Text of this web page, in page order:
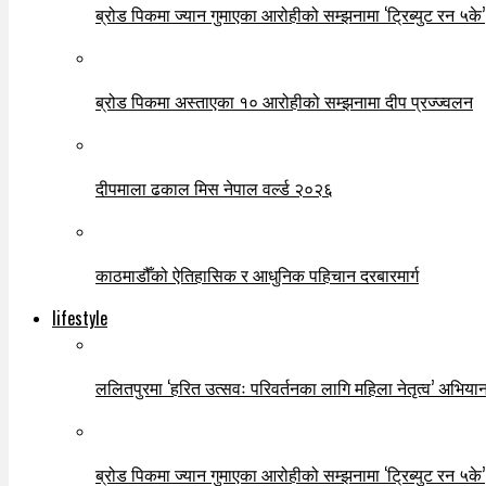
ब्रोड पिकमा ज्यान गुमाएका आरोहीको सम्झनामा ‘ट्रिब्युट रन ५के’
ब्रोड पिकमा अस्ताएका १० आरोहीको सम्झनामा दीप प्रज्ज्वलन
दीपमाला ढकाल मिस नेपाल वर्ल्ड २०२६
काठमाडौँको ऐतिहासिक र आधुनिक पहिचान दरबारमार्ग
lifestyle
ललितपुरमा ‘हरित उत्सवः परिवर्तनका लागि महिला नेतृत्व’
ब्रोड पिकमा ज्यान गुमाएका आरोहीको सम्झनामा ‘ट्रिब्युट रन ५के’